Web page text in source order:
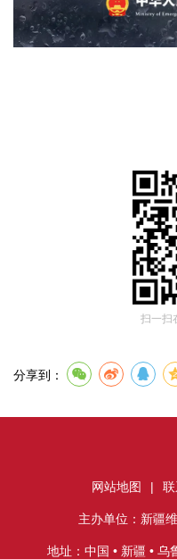
扫一扫
分享到：
网站地图 |
主办单位：新疆
地址：中国 • 新疆 •